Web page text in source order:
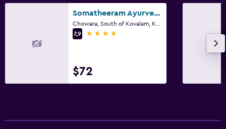
Somatheeram Ayurveda Village
7,9
4 estrellas
$72